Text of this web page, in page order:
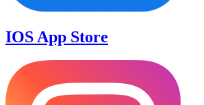
IOS App Store